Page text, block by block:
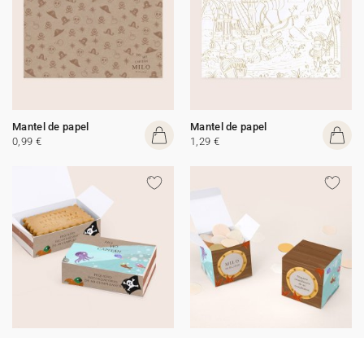
Mantel de papel
0,99 €
Mantel de papel
1,29 €